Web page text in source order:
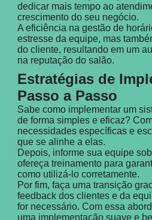
dedicar mais tempo ao
crescimento do seu negócio.
A eficiência na gestão de
estresse da equipe, mas
do cliente, resultando em um
na reputação do salão.
Estratégias de
Passo a Passo
Sabe como implementar um
de forma simples e eficaz?
necessidades específicas e
que se alinhe a elas.
Depois, informe sua equipe
ofereça treinamento para
como utilizá-lo corretamente.
Por fim, faça uma transição
feedback dos clientes e da
for necessário. Com essa
uma implementação suave e